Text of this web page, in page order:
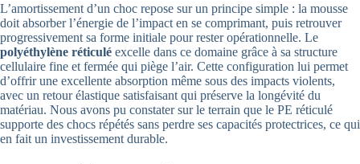
L’amortissement d’un choc repose sur un principe simple : la mousse
doit absorber l’énergie de l’impact en se comprimant, puis retrouver
progressivement sa forme initiale pour rester opérationnelle. Le
polyéthylène réticulé excelle dans ce domaine grâce à sa structure
cellulaire fine et fermée qui piège l’air. Cette configuration lui permet
d’offrir une excellente absorption même sous des impacts violents,
avec un retour élastique satisfaisant qui préserve la longévité du
matériau. Nous avons pu constater sur le terrain que le PE réticulé
supporte des chocs répétés sans perdre ses capacités protectrices, ce qui
en fait un investissement durable.